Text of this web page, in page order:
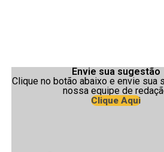
Envie sua sugestão
Clique no botão abaixo e envie sua
nossa equipe de
Clique Aqui